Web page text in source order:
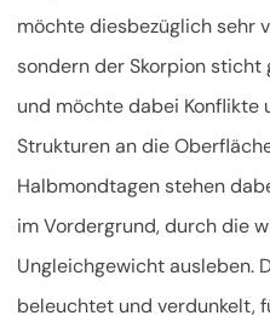
möchte diesbezüglich sehr
sondern der Skorpion sticht
und möchte dabei Konflikte
Strukturen an die
Halbmondtagen stehen
im Vordergrund, durch die
Ungleichgewicht ausleben.
beleuchtet und verdunkelt,